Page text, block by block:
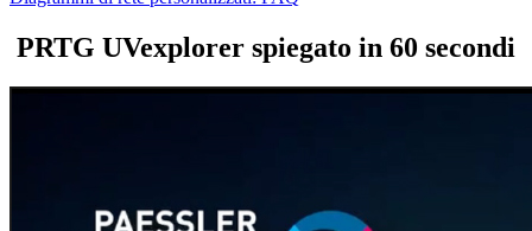
PRTG UVexplorer spiegato in 60 secondi